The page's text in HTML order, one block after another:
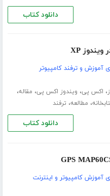
دانلود کتاب
آموزش و ترفند کامپیوتر
، اکس پی، ویندوز اکس پی، مقاله،
، مطالعه، ترفند
دانلود کتاب
آموزش کامپیوتر و اینترنت